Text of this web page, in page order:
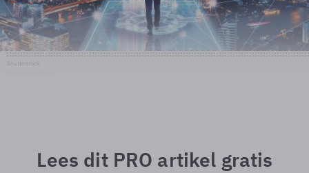
Lees dit PRO artikel gratis